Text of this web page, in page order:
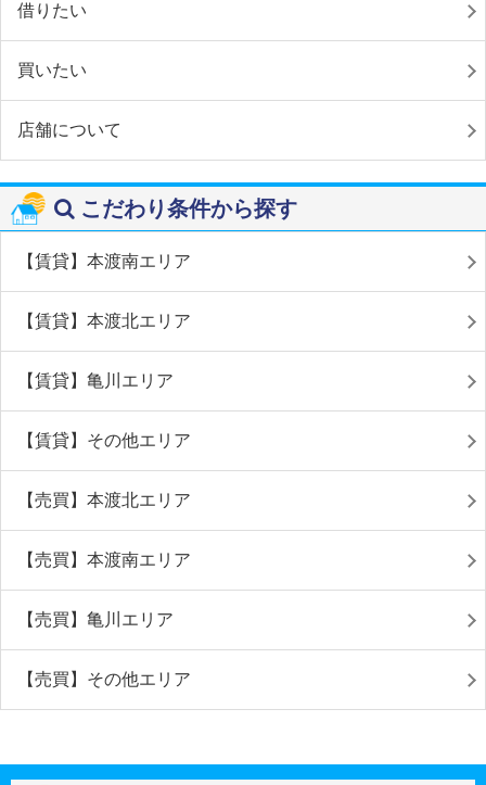
借りたい
買いたい
店舗について
こだわり条件から探す
【賃貸】本渡南エリア
【賃貸】本渡北エリア
【賃貸】亀川エリア
【賃貸】その他エリア
【売買】本渡北エリア
【売買】本渡南エリア
【売買】亀川エリア
【売買】その他エリア